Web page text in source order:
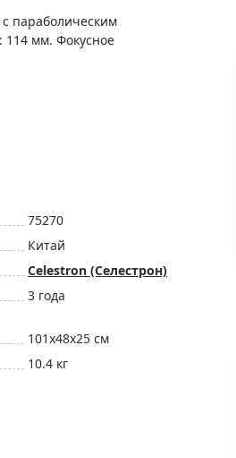
Глобусы
Глобусы интерактивные
Карты, постеры, литература
Фонари
Элементы питания, карты
Фотоловушки
Фотооборудование
параболическим
114 мм. Фокусное
75270
Китай
Celestron (Селестрон)
3 года
101x48x25 см
10.4 кг